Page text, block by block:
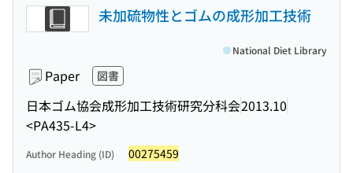
未加硫物性とゴムの成形加工技術
Paper 図書
日本ゴム協会成形加工技術研究分科会2013.10
<PA435-L4>
National Diet Library
Author Heading (ID) 00275459